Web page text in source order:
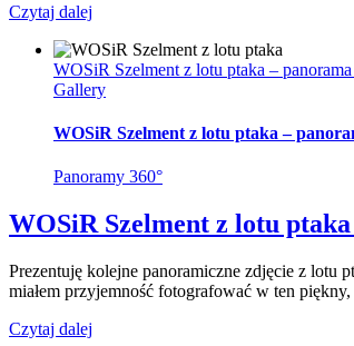
Czytaj dalej
WOSiR Szelment z lotu ptaka – panorama
Gallery
WOSiR Szelment z lotu ptaka –
Panoramy 360°
WOSiR Szelment z lotu
Prezentuję kolejne panoramiczne zdjęcie z lotu
miałem przyjemność fotografować w ten
Czytaj dalej